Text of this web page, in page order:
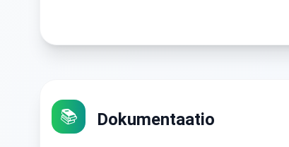
📚 Dokumentaatio